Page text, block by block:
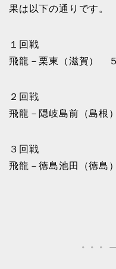
果は以下の通りです。
１回戦
飛龍－栗東（滋賀）
２回戦
飛龍－隠岐島前（島根
３回戦
飛龍－徳島池田（徳島